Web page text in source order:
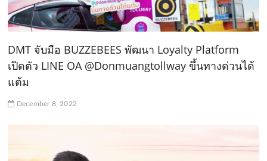
DMT จับมือ BUZZEBEES พัฒนา Loyalty Platform
เปิดตัว LINE OA @Donmuangtollway ขึ้นทางด่วนได้
แต้ม
December 8, 2022